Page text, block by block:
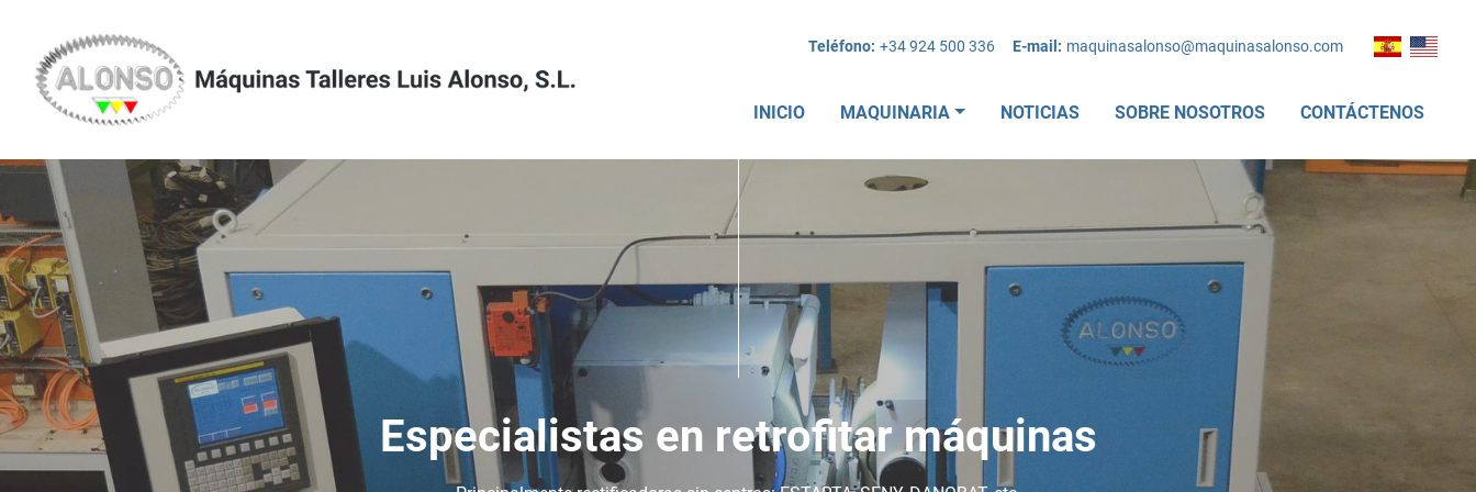
Teléfono: +34 924 500 336 E-mail: maquinasalonso@maquinasalonso.com
INICIO MAQUINARIA NOTICIAS SOBRE NOSOTROS CONTÁCTENOS
Especialistas en retrofitar máquinas
Compra-venta de máquinas